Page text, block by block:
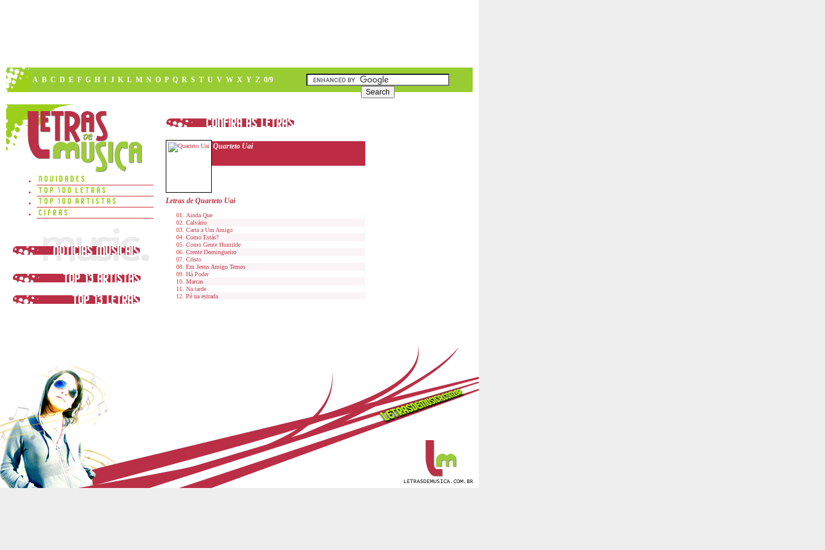
A B C D E F G H I J K L M N O P Q R S T U V W X Y Z 0/9
Quarteto Uai
Letras de Quarteto Uai
Ainda Que
Calvário
Carta a Um Amigo
Como Estás?
Como Gente Humilde
Crente Domingueiro
Cristo
Em Jesus Amigo Temos
Há Poder
Marcas
Na tarde
Pé na estrada